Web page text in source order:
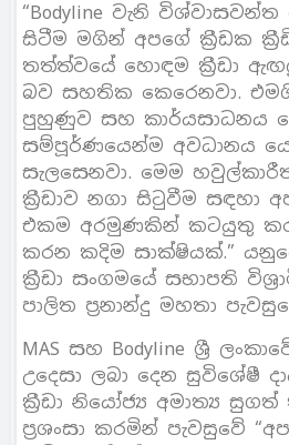
“Bodyline වැනි
සිටීම මගින් අපගේ ක්‍රීඩක
තත්ත්වයේ හොඳම ක්‍රීඩා
බව සහතික කෙරෙනවා.
පුහුණුව සහ කාර්යසාධනය
සම්පූර්ණයෙන්ම අවධානය
සැලසෙනවා. මෙම
ක්‍රීඩාව නගා සිටුවීම සඳහා
එකම අරමුණකින් කටයුතු
කරන කදිම සාක්ෂියක්.”
ක්‍රීඩා සංගමයේ සභාපති
පාලිත ප්‍රනාන්දු මහතා
MAS සහ Bodyline ශ්‍රී
උදෙසා ලබා දෙන සුවිශේෂී
ක්‍රීඩා නියෝජ්‍ය අමාත්‍ය
ප්‍රශංසා කරමින් පැවසුවේ